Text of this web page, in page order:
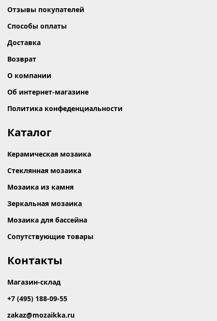
Отзывы покупателей
Способы оплаты
Доставка
Возврат
О компании
Об интернет-магазине
Политика конфеденциальности
Каталог
Керамическая мозаика
Стеклянная мозаика
Мозаика из камня
Зеркальная мозаика
Мозаика для бассейна
Сопутствующие товары
Контакты
Магазин-склад
+7 (495) 188-09-55
zakaz@mozaikka.ru